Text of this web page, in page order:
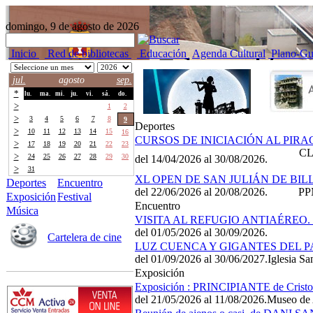
domingo, 9 de agosto de 2026
Inicio Red de bibliotecas Educación Agenda Cultural Plano-
jul. agosto
sep.
*
lu. ma. mi. ju. vi. sá. do.
> 1 2
> 3 4 5 6 7 8 9
> 10 11 12 13 14 15 16
> 17 18 19 20 21 22 23
> 24 25 26 27 28 29 30
> 31
Deportes
Encuentro
ExposiciónFestival
Música
Cartelera de cine
Deportes
CURSOS DE INICIACIÓN AL
del 14/04/2026 al 30/08/2026.
XL OPEN DE SAN JULIÁN DE
del 22/06/2026 al 20/08/2026.
Encuentro
VISITA AL REFUGIO
del 01/05/2026 al 30/09/2026.
LUZ CUENCA Y GIGANTES DEL
del 01/09/2026 al 30/06/2027.Iglesia
Exposición
Exposición : PRINCIPIANTE de
del 21/05/2026 al 11/08/2026.Museo